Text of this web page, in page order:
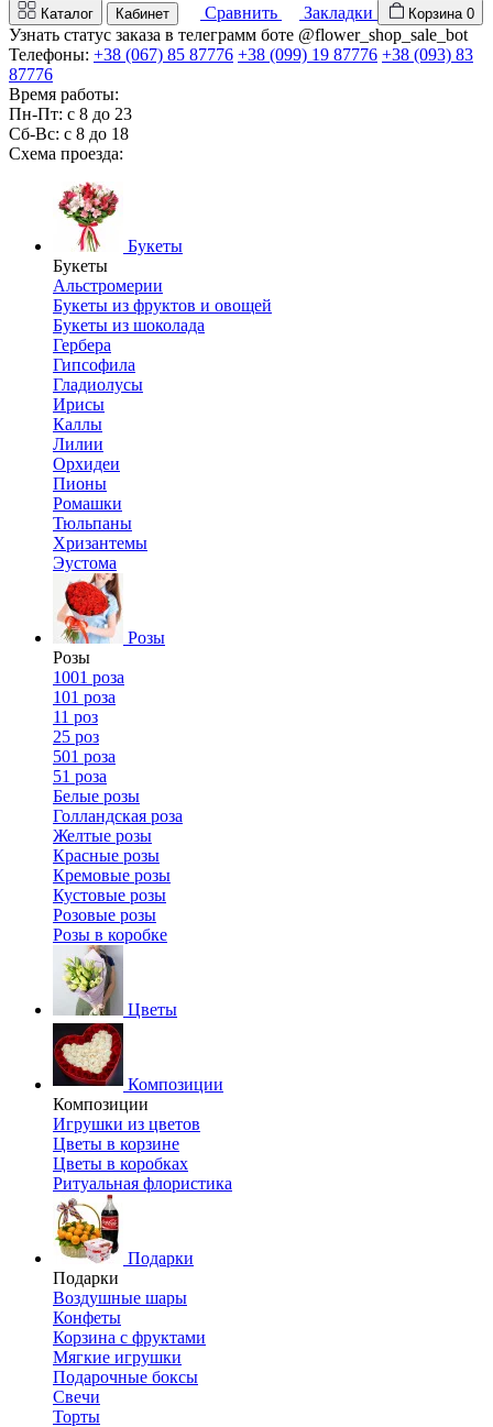
Каталог Кабинет Сравнить Закладки Корзина 0
Узнать статус заказа в телеграмм боте @flower_shop_sale_bot
Телефоны: +38 (067) 85 87776 +38 (099) 19 87776 +38 (093) 83
87776
Время работы:
Пн-Пт: с 8 до 23
Сб-Вс: с 8 до 18
Схема проезда:
Букеты
Букеты
Альстромерии
Букеты из фруктов и овощей
Букеты из шоколада
Гербера
Гипсофила
Гладиолусы
Ирисы
Каллы
Лилии
Орхидеи
Пионы
Ромашки
Тюльпаны
Хризантемы
Эустома
Розы
Розы
1001 роза
101 роза
11 роз
25 роз
501 роза
51 роза
Белые розы
Голландская роза
Желтые розы
Красные розы
Кремовые розы
Кустовые розы
Розовые розы
Розы в коробке
Цветы
Композиции
Композиции
Игрушки из цветов
Цветы в корзине
Цветы в коробках
Ритуальная флористика
Подарки
Подарки
Воздушные шары
Конфеты
Корзина с фруктами
Мягкие игрушки
Подарочные боксы
Свечи
Торты